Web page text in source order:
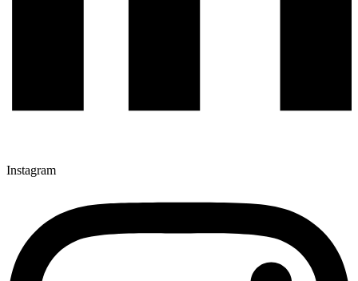
Instagram